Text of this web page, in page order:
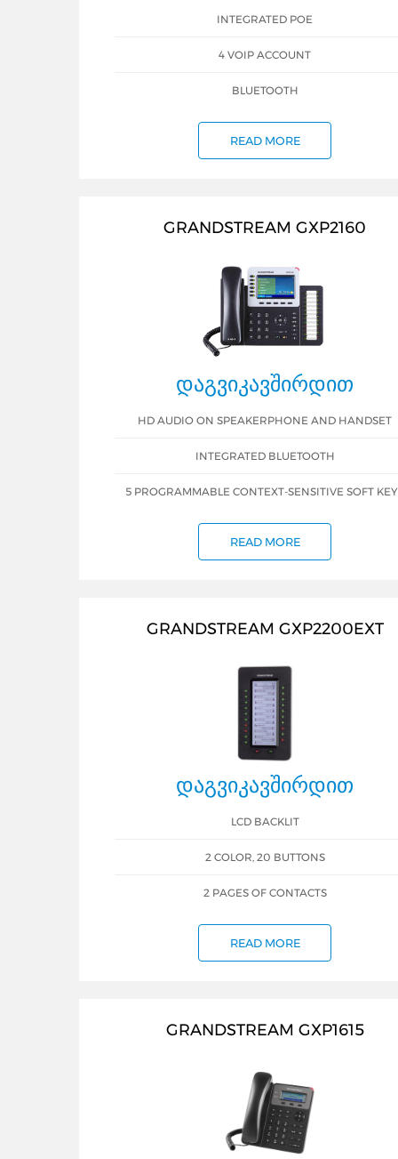
INTEGRATED POE
4 VOIP ACCOUNT
BLUETOOTH
READ MORE
GRANDSTREAM GXP2160
ᲓᲐᲒᲕᲘᲙᲐᲕᲨᲘᲠᲓᲘᲗ
HD AUDIO ON SPEAKERPHONE AND HANDSET
INTEGRATED BLUETOOTH
5 PROGRAMMABLE CONTEXT-SENSITIVE SOFT
READ MORE
GRANDSTREAM GXP2200EXT
ᲓᲐᲒᲕᲘᲙᲐᲕᲨᲘᲠᲓᲘᲗ
LCD BACKLIT
2 COLOR, 20 BUTTONS
2 PAGES OF CONTACTS
READ MORE
GRANDSTREAM GXP1615